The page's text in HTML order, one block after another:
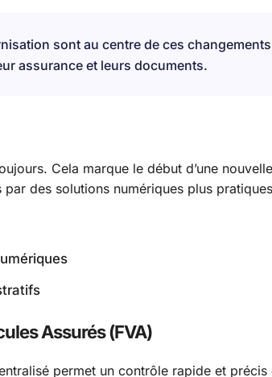
sont au centre de ces
assurance et leurs documents.
Cela marque le début d’une
des solutions numériques plus
Assurés (FVA)
permet un contrôle rapide et précis